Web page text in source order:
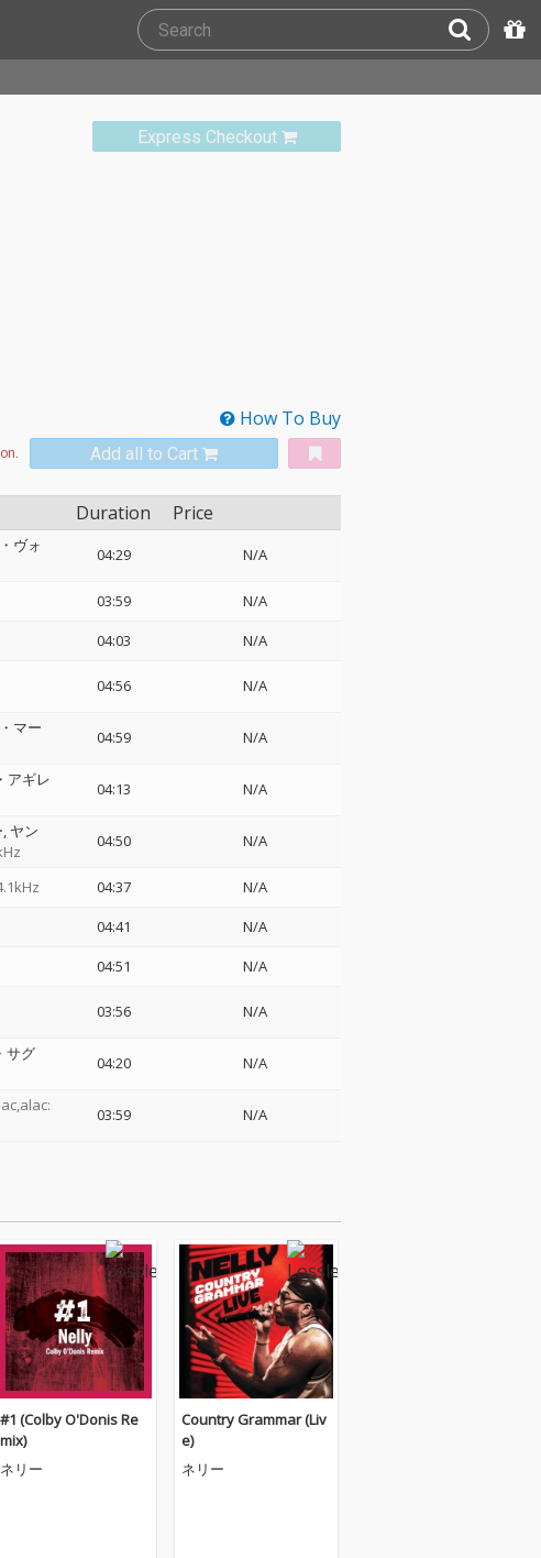
Express Checkout
How To Buy
Add all to Cart
Duration Price
ヴォ
04:29 N/A
03:59
N/A
04:03 N/A
04:56 N/A
マー
04:59 N/A
アギレ
04:13 N/A
ヤン
04:50 N/A
04:37
N/A
04:41
N/A
04:51 N/A
03:56 N/A
サグ
04:20 N/A
03:59 N/A
#1 (Colby O'Donis Re
mix)
ネリー
Country Grammar (Liv
e)
ネリー